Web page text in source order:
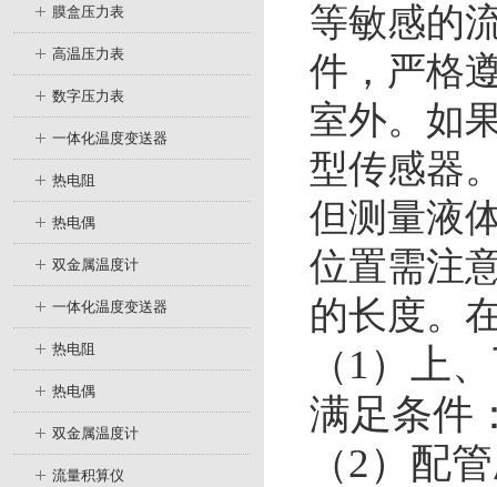
膜盒压力表
高温压力表
数字压力表
一体化温度变送器
热电阻
热电偶
双金属温度计
一体化温度变送器
热电阻
热电偶
双金属温度计
流量积算仪
等敏感的
件，严格
室外。如
型传感器
但测量液
位置需注
的长度。
（ 1）上
满足条件
（2）配